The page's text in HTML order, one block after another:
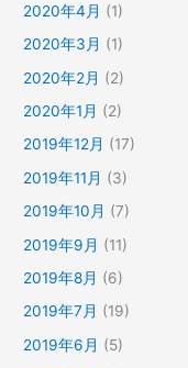
2020年4月 (1)
2020年3月 (1)
2020年2月 (2)
2020年1月 (2)
2019年12月 (17)
2019年11月 (3)
2019年10月 (7)
2019年9月 (11)
2019年8月 (6)
2019年7月 (19)
2019年6月 (5)